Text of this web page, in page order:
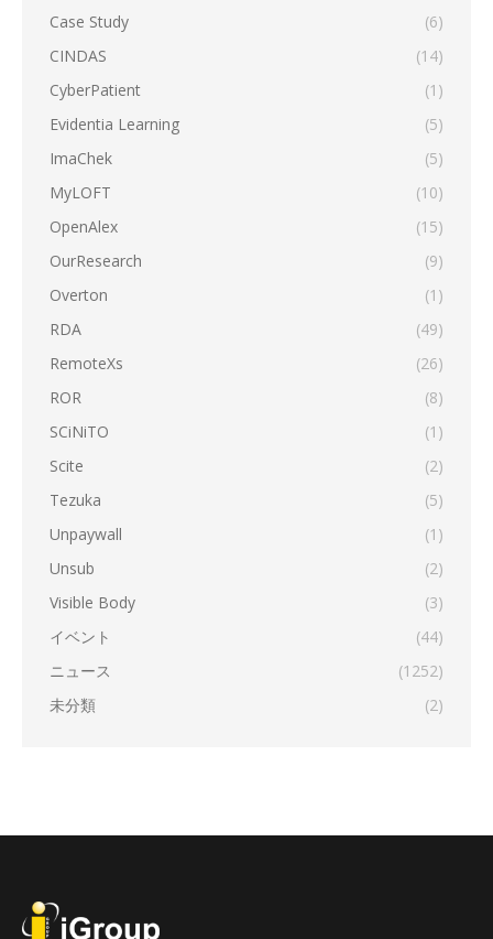
Case Study
(6)
CINDAS
(14)
CyberPatient
(1)
Evidentia Learning
(5)
ImaChek
(5)
MyLOFT
(10)
OpenAlex
(15)
OurResearch
(9)
Overton
(1)
RDA
(49)
RemoteXs
(26)
ROR
(8)
SCiNiTO
(1)
Scite
(2)
Tezuka
(5)
Unpaywall
(1)
Unsub
(2)
Visible Body
(3)
イベント
(44)
ニュース
(1252)
未分類
(2)